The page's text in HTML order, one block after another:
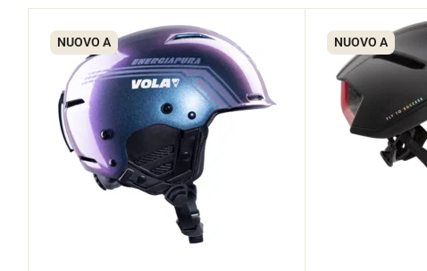
NUOVO A NUOVO A